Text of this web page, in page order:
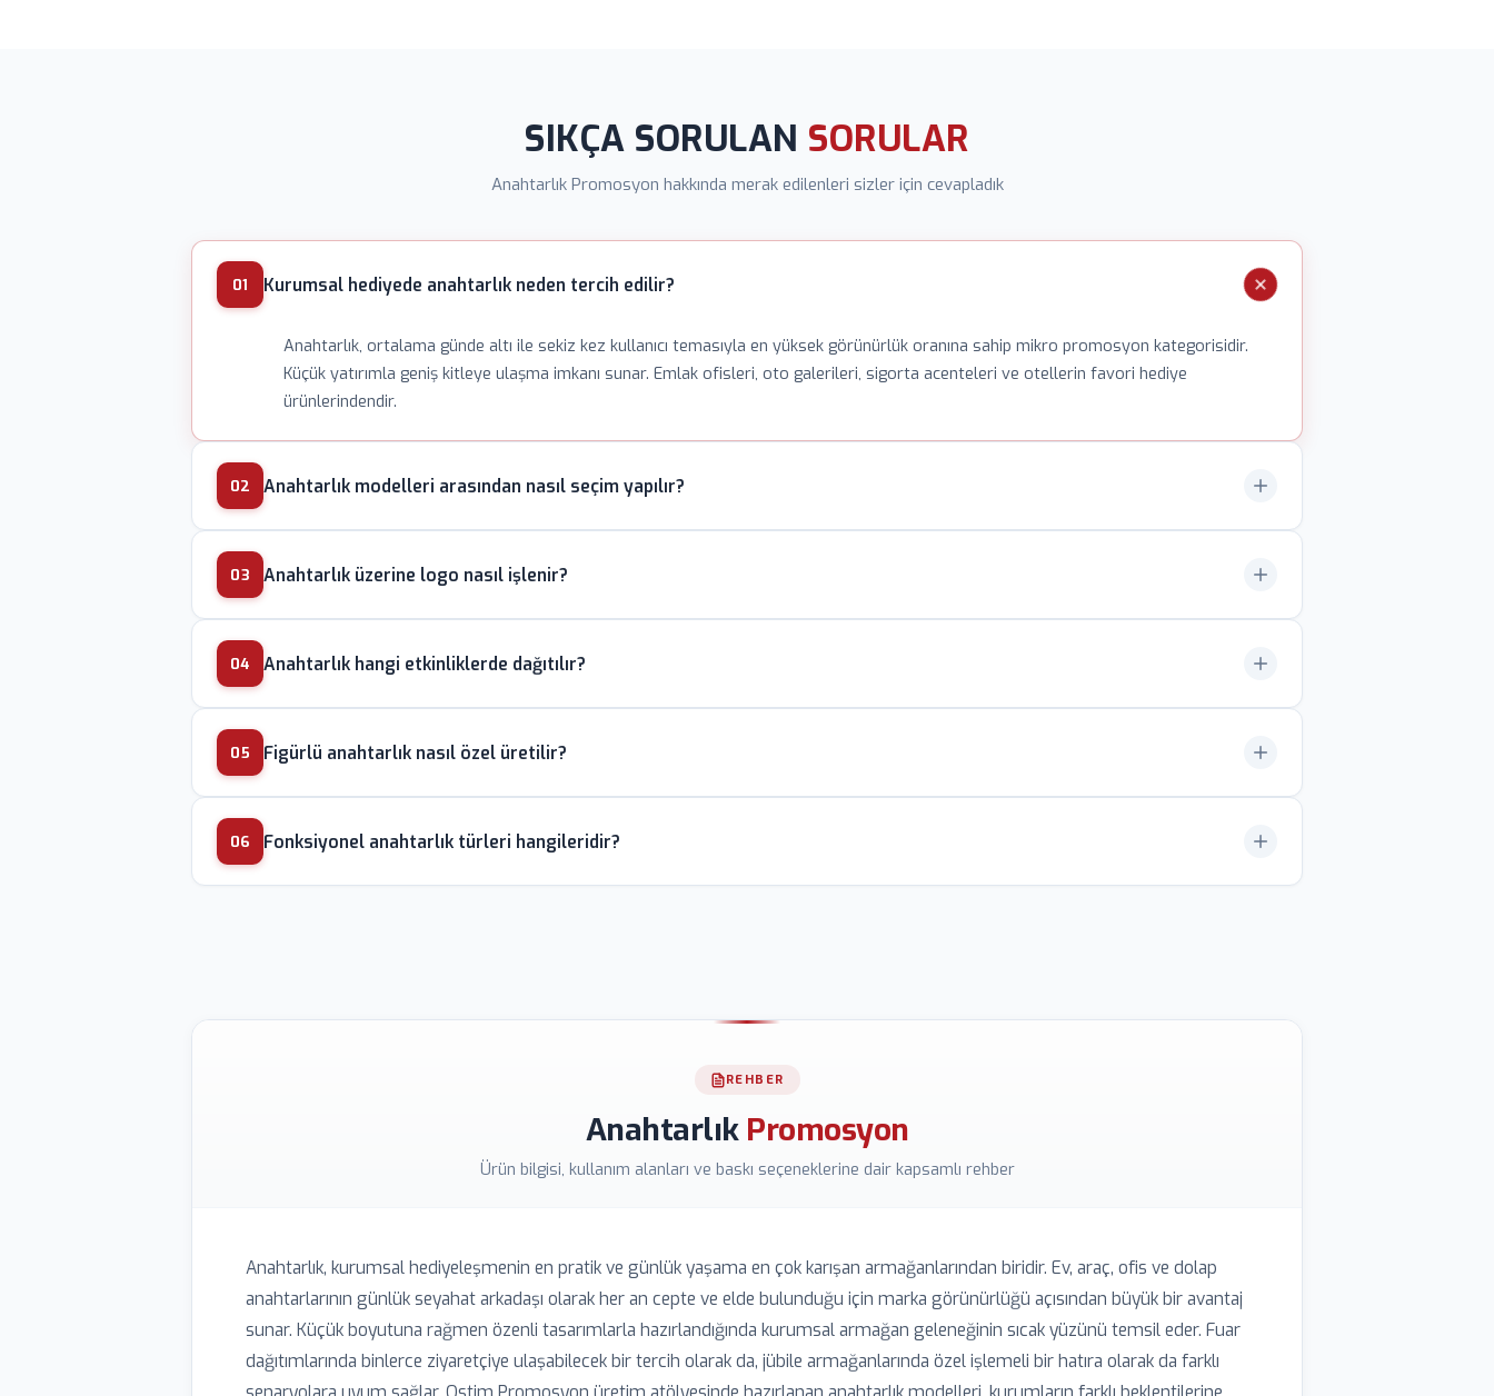
SIKÇA SORULAN SORULAR
Anahtarlık Promosyon hakkında merak edilenleri sizler için cevapladık
01 Kurumsal hediyede anahtarlık neden tercih edilir?
Anahtarlık, ortalama günde altı ile sekiz kez kullanıcı temasıyla en yüksek görünürlük oranına sahip mikro promosyon kategorisidir.
Küçük yatırımla geniş kitleye ulaşma imkanı sunar. Emlak ofisleri, oto galerileri, sigorta acenteleri ve otellerin favori hediye
ürünlerindendir.
02 Anahtarlık modelleri arasından nasıl seçim yapılır?
kampanyalar için tercih edilir. USB bellekli, fenerli, açacaklı ve RFID engelleyici fonksiyonel modeller uzun ömürlü kullanım sağlar.
03 Anahtarlık üzerine logo nasıl işlenir?
anahtarlıklarda sıcak gofre baskı klasik prestij görünüm sağlar. UV dijital baskı ise fotoğraf kalitesinde çok renkli tasarımlar için
04 Anahtarlık hangi etkinliklerde dağıtılır?
sıkça kullanılır. Turizm ofislerinde şehir silueti şeklinde souvenir olarak da tercih edilir.
05 Figürlü anahtarlık nasıl özel üretilir?
kalıp ve son olarak PVC veya polyresin döküm işlemi yapılır. Renk skalası kurumsal Pantone kodlarıyla eşleştirilir.
06 Fonksiyonel anahtarlık türleri hangileridir?
REHBER
Anahtarlık Promosyon
Ürün bilgisi, kullanım alanları ve baskı seçeneklerine dair kapsamlı rehber
Anahtarlık, kurumsal hediyeleşmenin en pratik ve günlük yaşama en çok karışan armağanlarından biridir. Ev, araç, ofis ve dolap
anahtarlarının günlük seyahat arkadaşı olarak her an cepte ve elde bulunduğu için marka görünürlüğü açısından büyük bir avantaj
sunar. Küçük boyutuna rağmen özenli tasarımlarla hazırlandığında kurumsal armağan geleneğinin sıcak yüzünü temsil eder. Fuar
dağıtımlarında binlerce ziyaretçiye ulaşabilecek bir tercih olarak da, jübile armağanlarında özel işlemeli bir hatıra olarak da farklı